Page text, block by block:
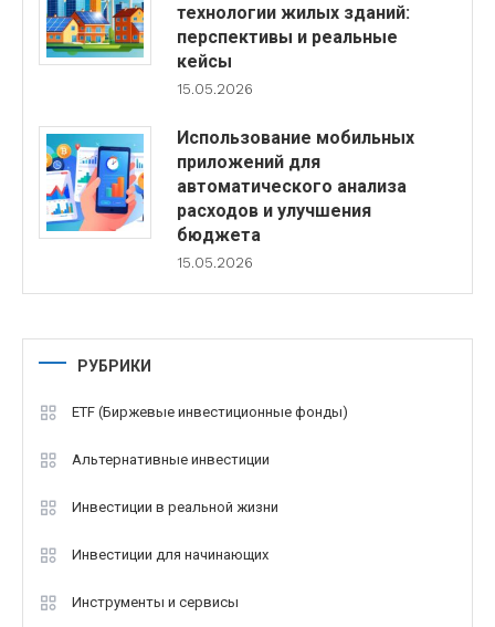
технологии жилых зданий:
перспективы и реальные
кейсы
15.05.2026
Использование мобильных
приложений для
автоматического анализа
расходов и улучшения
бюджета
15.05.2026
РУБРИКИ
ETF (Биржевые инвестиционные фонды)
Альтернативные инвестиции
Инвестиции в реальной жизни
Инвестиции для начинающих
Инструменты и сервисы